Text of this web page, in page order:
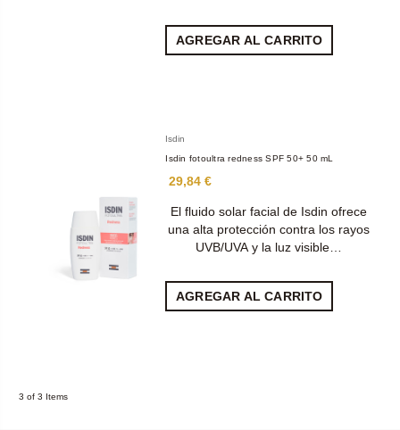
AGREGAR AL CARRITO
Isdin
Isdin fotoultra redness SPF 50+ 50 mL
29,84 €
El fluido solar facial de Isdin ofrece
una alta protección contra los rayos
UVB/UVA y la luz visible…
AGREGAR AL CARRITO
3 of 3 Items